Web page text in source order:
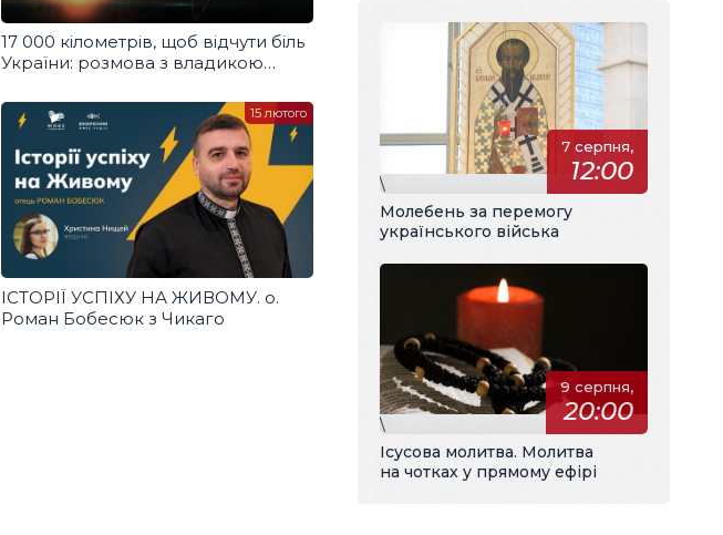
17 000 кілометрів, щоб відчути біль
України: розмова з владикою
ІСТОРІЇ УСПІХУ НА ЖИВОМУ. о.
Роман Бобесюк з Чикаго
15 лютого
7 серпня,
12:00
\
Молебень за перемогу
українського війська
9 серпня,
20:00
\
Ісусова молитва. Молитва
на чотках у прямому ефірі